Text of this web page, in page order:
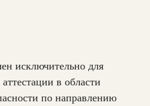
исключительно для
в области
по направлению